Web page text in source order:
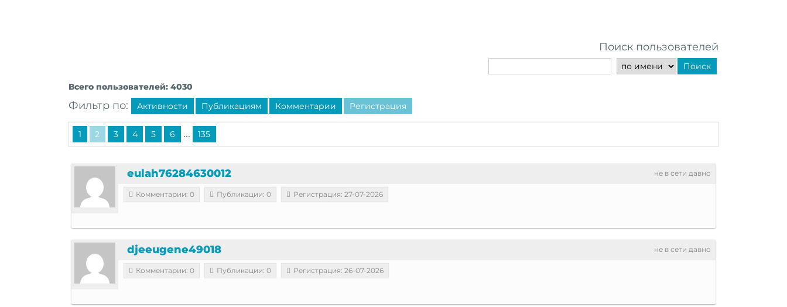
Поиск пользователей
Поиск
Всего пользователей: 4030
Фильтр по: Активности Публикациям Комментарии Регистрация
1 2 3 4 5 6 ... 135
не в сети давно
eulah76284630012
Комментарии: 0 Публикации: 0 Регистрация: 27-07-2026
не в сети давно
djeeugene49018
Комментарии: 0 Публикации: 0 Регистрация: 26-07-2026